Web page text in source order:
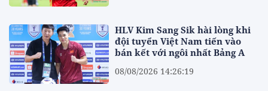
HLV Kim Sang Sik hài lòng khi
đội tuyển Việt Nam tiến vào
bán kết với ngôi nhất Bảng A
08/08/2026 14:26:19